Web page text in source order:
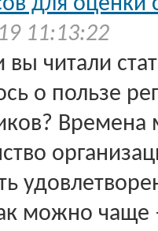
11:13:22
вы читали
о пользе
Времена
можно чаще